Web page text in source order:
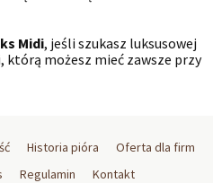
Midi, jeśli szukasz luksusowej
którą możesz mieć zawsze przy
Historia pióra
Oferta dla firm
Regulamin
Kontakt